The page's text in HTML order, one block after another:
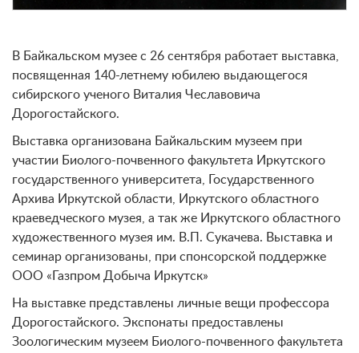
В Байкальском музее с 26 сентября работает выставка,
посвященная 140-летнему юбилею выдающегося
сибирского ученого Виталия Чеславовича
Дорогостайского.
Выставка организована Байкальским музеем при
участии Биолого-почвенного факультета Иркутского
государственного университета, Государственного
Архива Иркутской области, Иркутского областного
краеведческого музея, а так же Иркутского областного
художественного музея им. В.П. Сукачева. Выставка и
семинар организованы, при спонсорской поддержке
ООО «Газпром Добыча Иркутск»
На выставке представлены личные вещи профессора
Дорогостайского. Экспонаты предоставлены
Зоологическим музеем Биолого-почвенного факультета